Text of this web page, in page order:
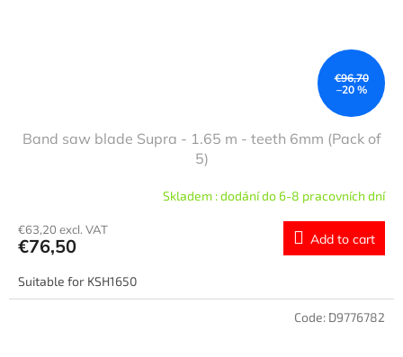
€96,70
–20 %
Band saw blade Supra - 1.65 m - teeth 6mm (Pack of
5)
Skladem : dodání do 6-8 pracovních dní
€63,20 excl. VAT
€76,50 Add to cart
Suitable for KSH1650
Code: D9776782